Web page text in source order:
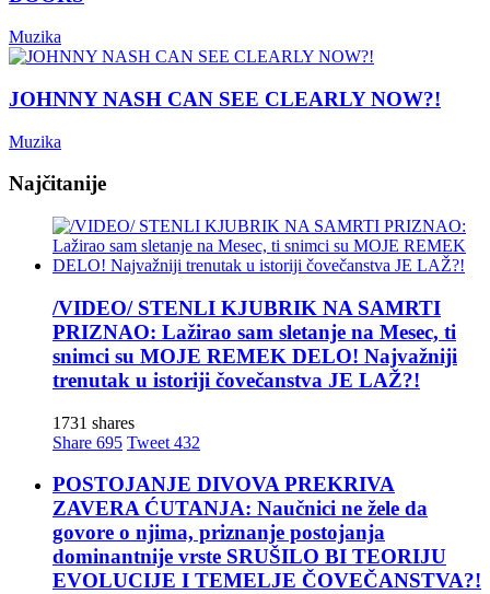
Muzika
JOHNNY NASH CAN SEE CLEARLY NOW?!
Muzika
Najčitanije
/VIDEO/ STENLI KJUBRIK NA SAMRTI
PRIZNAO: Lažirao sam sletanje na Mesec, ti
snimci su MOJE REMEK DELO! Najvažniji
trenutak u istoriji čovečanstva JE LAŽ?!
1731 shares
Share 695 Tweet 432
POSTOJANJE DIVOVA PREKRIVA
ZAVERA ĆUTANJA: Naučnici ne žele da
govore o njima, priznanje postojanja
dominantnije vrste SRUŠILO BI TEORIJU
EVOLUCIJE I TEMELJE ČOVEČANSTVA?!